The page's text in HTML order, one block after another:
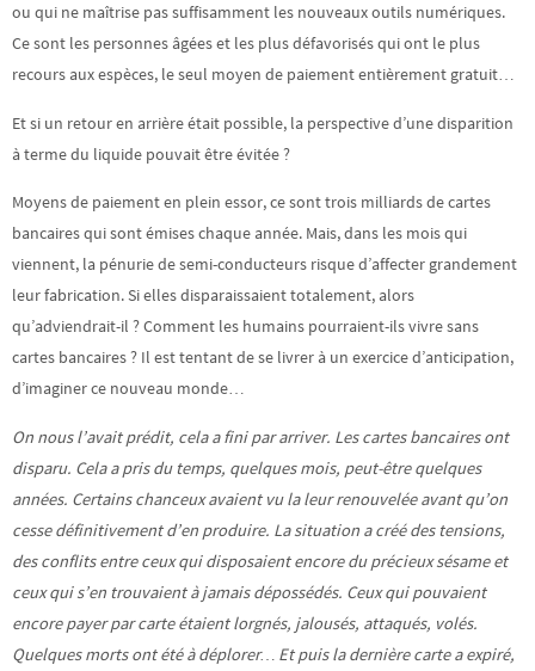
ou qui ne maîtrise pas suffisamment les nouveaux outils numériques.
Ce sont les personnes âgées et les plus défavorisés qui ont le plus
recours aux espèces, le seul moyen de paiement entièrement gratuit…
Et si un retour en arrière était possible, la perspective d’une disparition
à terme du liquide pouvait être évitée ?
Moyens de paiement en plein essor, ce sont trois milliards de cartes
bancaires qui sont émises chaque année. Mais, dans les mois qui
viennent, la pénurie de semi-conducteurs risque d’affecter grandement
leur fabrication. Si elles disparaissaient totalement, alors
qu’adviendrait-il ? Comment les humains pourraient-ils vivre sans
cartes bancaires ? Il est tentant de se livrer à un exercice d’anticipation,
d’imaginer ce nouveau monde…
On nous l’avait prédit, cela a fini par arriver. Les cartes bancaires ont
disparu. Cela a pris du temps, quelques mois, peut-être quelques
années. Certains chanceux avaient vu la leur renouvelée avant qu’on
cesse définitivement d’en produire. La situation a créé des tensions,
des conflits entre ceux qui disposaient encore du précieux sésame et
ceux qui s’en trouvaient à jamais dépossédés. Ceux qui pouvaient
encore payer par carte étaient lorgnés, jalousés, attaqués, volés.
Quelques morts ont été à déplorer… Et puis la dernière carte a expiré,